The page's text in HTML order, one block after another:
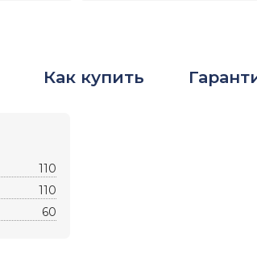
Как купить
110
110
60